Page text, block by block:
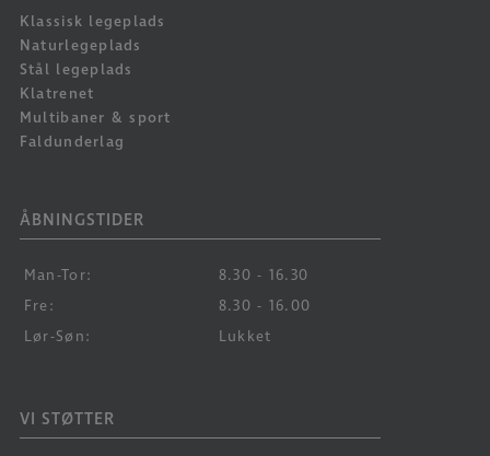
Klassisk legeplads
Naturlegeplads
Stål legeplads
Klatrenet
Multibaner & sport
Faldunderlag
ÅBNINGSTIDER
Man-Tor:
8.30 - 16.30
Fre:
8.30 - 16.00
Lør-Søn:
Lukket
VI STØTTER